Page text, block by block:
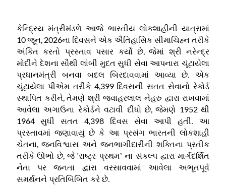
કેન્દ્રિય મંત્રીમંડળે આજે ભારતીય લોકશાહીની યાત્રામાં
10જૂન, 2026ના દિવસને એક ઐતિહાસિક સીમાચિહ્ન તરીકે
અંકિત કરતો પ્રસ્તાવ પસાર કર્યો છે,જેમાં શ્રી નરેન્દ્ર
મોદીને દેશના સૌથી લાંબી મુદત સુધી સેવા આપનારા ચૂંટાયેલા
પ્રધાનમંત્રી બનવા બદલ બિરદાવવામાં આવ્યા છે.એક
ચૂંટાયેલા પીએમ તરીકે 4,399 દિવસની સતત સેવાનો રેકોર્ડ
સ્થાપિત કરીને,તેમણે શ્રી જવાહરલાલ નેહરુ દ્વારા રાખવામાં
આવેલા અગાઉના રેકોર્ડને વટાવી દીધો છે,જેમણે 1952થી
1964સુધી સતત4,398 દિવસ સેવા આપી હતી.આ
પ્રસ્તાવમાં જણાવાયું છે કે આ પ્રસંગ ભારતની લોકશાહી
ચેતના, જનવિશ્વાસ અને જનભાગીદારીની શક્તિના પ્રતીક
તરીકે ઊભો છે, જે‘રાષ્ટ્ર પ્રથમ’ના સંકલ્પ દ્વારા માર્ગદર્શિત
નેતા પર જનતા દ્વારા વરસાવવામાં આવેલા અભૂતપૂર્વ
સમર્થનને પ્રતિબિંબિત કરે છે.